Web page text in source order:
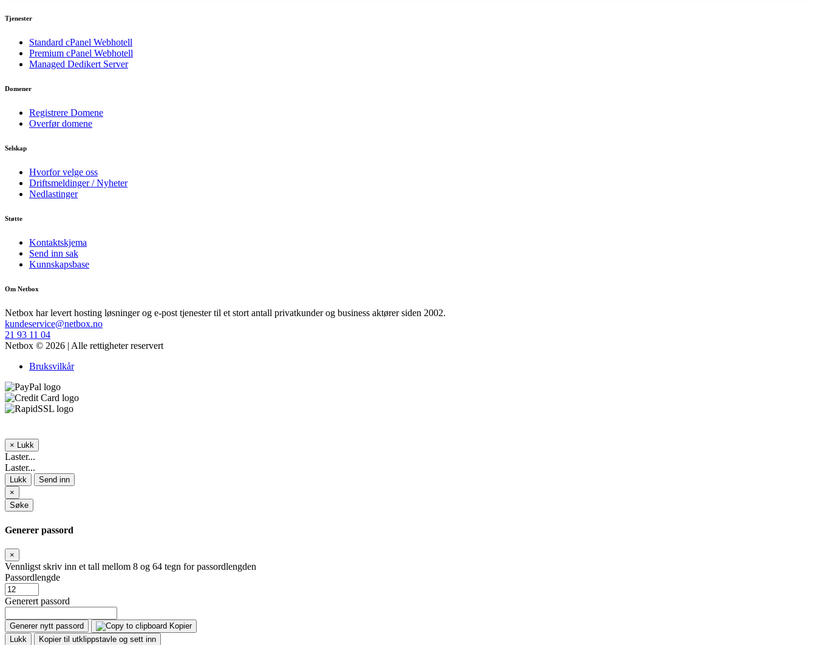
Tjenester
Standard cPanel Webhotell
Premium cPanel Webhotell
Managed Dedikert Server
Domener
Registrere Domene
Overfør domene
Selskap
Hvorfor velge oss
Driftsmeldinger / Nyheter
Nedlastinger
Støtte
Kontaktskjema
Send inn sak
Kunnskapsbase
Om Netbox
Netbox har levert hosting løsninger og e-post tjenester til et stort antall privatkunder og business aktører siden 2002.
kundeservice@netbox.no
21 93 11 04
Netbox © 2026 | Alle rettigheter reservert
Bruksvilkår
× Lukk
Laster...
Laster...
Lukk
Send inn
×
Søke
Generer passord
×
Vennligst skriv inn et tall mellom 8 og 64 tegn for passordlengden
Passordlengde
Generert passord
Generer nytt passord
Kopier
Lukk
Kopier til utklippstavle og sett inn